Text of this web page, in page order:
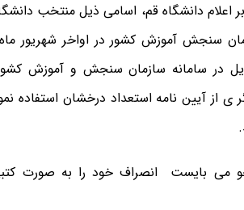
اعلام دانشگاه قم، اسامی ذیل منتخب
در سامانه سازمان سنجش و آموزش
ی از آیین نامه استعداد درخشان استفاده
می بایست انصراف خود را به صورت